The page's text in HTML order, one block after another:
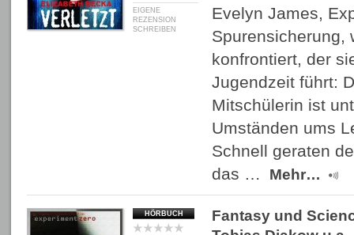
EIGENE
REZENSION
SCHREIBEN
Evelyn James,
Spurensicherung,
konfrontiert, der
Jugendzeit führt:
Mitschülerin ist
Umständen ums
Schnell geraten
das …
Mehr…
HÖRBUCH
Fantasy und